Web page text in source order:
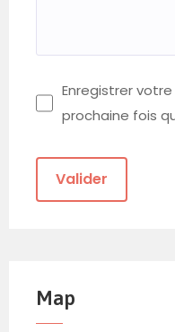
Enregistrer
prochaine fois
Map